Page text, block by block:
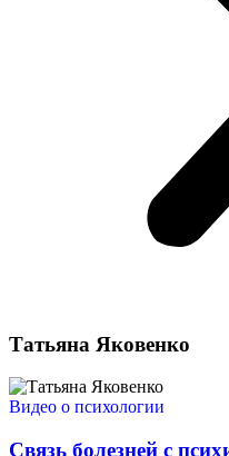
Татьяна Яковенко
Видео о психологии
Связь болезней с